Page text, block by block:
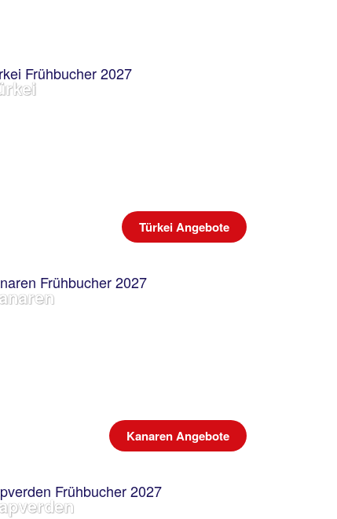
Türkei Angebote
Kanaren Angebote